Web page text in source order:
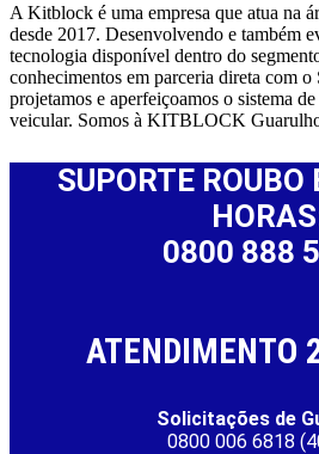
A Kitblock é uma empresa que atua na
desde 2017. Desenvolvendo e também
tecnologia disponível dentro do
conhecimentos em parceria direta com
projetamos e aperfeiçoamos o sistema
veicular. Somos à KITBLOCK
SUPORTE ROUBO
0800 888
ATENDIMENTO
Solicitações de
0800 006 6818